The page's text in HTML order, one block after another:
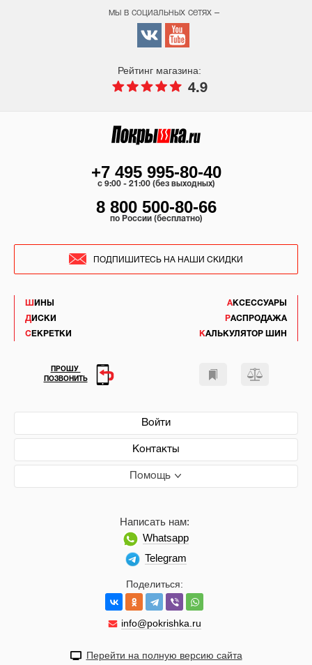
мы в социальных сетях –
Рейтинг магазина:
4.9
ШИНЫ
ДИСКИ
СЕКРЕТКИ
АКСЕССУАРЫ
РАСПРОДАЖА
КАЛЬКУЛЯТОР ШИН
Войти
Контакты
Помощь
Поделиться:
info@pokrishka.ru
Написать нам:
Whatsapp
Telegram
+7 495 995-80-40
c 9:00 - 21:00 (без выходных)
8 800 500-80-66
по России (бесплатно)
ПОДПИШИТЕСЬ НА НАШИ СКИДКИ
ПРОШУ
ПОЗВОНИТЬ
Перейти на полную версию сайта